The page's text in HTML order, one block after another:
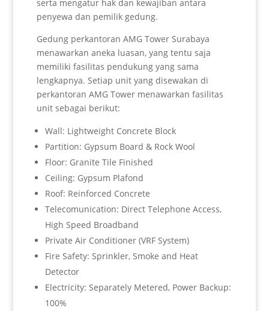
serta mengatur hak dan kewajiban antara
penyewa dan pemilik gedung.
Gedung perkantoran AMG Tower Surabaya
menawarkan aneka luasan, yang tentu saja
memiliki fasilitas pendukung yang sama
lengkapnya. Setiap unit yang disewakan di
perkantoran AMG Tower menawarkan fasilitas
unit sebagai berikut:
Wall: Lightweight Concrete Block
Partition: Gypsum Board & Rock Wool
Floor: Granite Tile Finished
Ceiling: Gypsum Plafond
Roof: Reinforced Concrete
Telecomunication: Direct Telephone Access,
High Speed Broadband
Private Air Conditioner (VRF System)
Fire Safety: Sprinkler, Smoke and Heat
Detector
Electricity: Separately Metered, Power Backup:
100%